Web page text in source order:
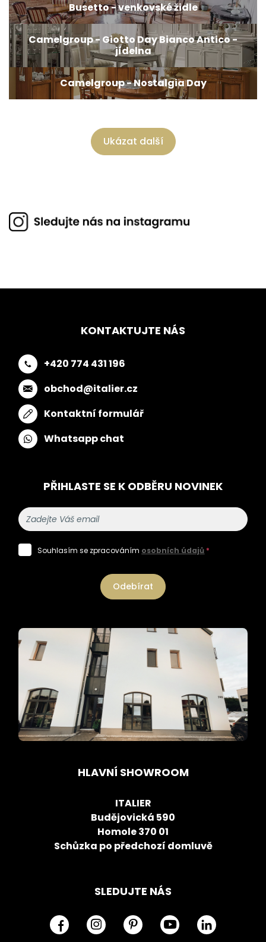
Busetto - venkovské židle
Camelgroup - Giotto Day Bianco Antico -
jídelna
Camelgroup - Nostalgia Day
Ukázat další
KONTAKTUJTE NÁS
+420 774 431 196
obchod@italier.cz
Kontaktní formulář
Whatsapp chat
PŘIHLASTE SE K ODBĚRU NOVINEK
Souhlasím se zpracováním osobních údajů *
Odebírat
HLAVNÍ SHOWROOM
ITALIER
Budějovická 590
Homole 370 01
Schůzka po předchozí domluvě
SLEDUJTE NÁS